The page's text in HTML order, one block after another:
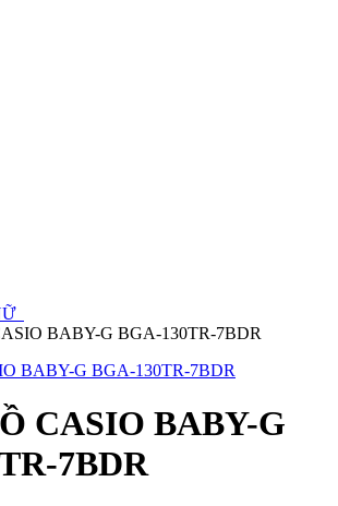
BABY-G BGA-130TR-7BDR
CASIO BABY-G
7BDR